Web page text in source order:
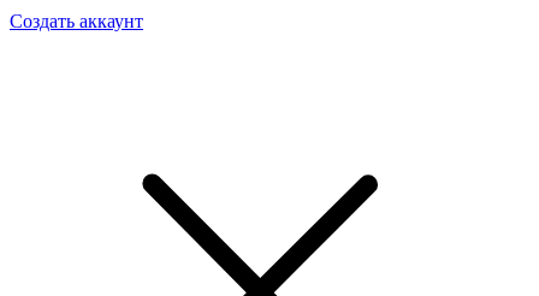
Создать аккаунт